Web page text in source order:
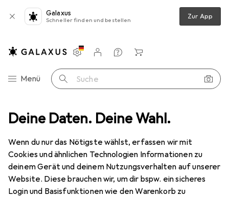
Deine Daten. Deine Wahl.
Wenn du nur das Nötigste wählst, erfassen wir mit
Cookies und ähnlichen Technologien Informationen zu
deinem Gerät und deinem Nutzungsverhalten auf unserer
Website. Diese brauchen wir, um dir bspw. ein sicheres
Login und Basisfunktionen wie den Warenkorb zu
Galaxus
Schneller finden und bestellen Zur App
Navigation nach Kategorien
Menü Suche
Einstellungen
Kundenkonto
Vergleichslisten
Merklisten
Warenkorb
Ibeda
Kategorien anzeigen